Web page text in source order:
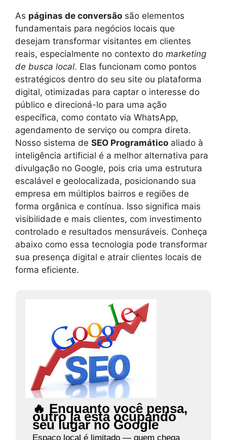
As páginas de conversão são elementos
fundamentais para negócios locais que
desejam transformar visitantes em clientes
reais, especialmente no contexto do marketing
de busca local. Elas funcionam como pontos
estratégicos dentro do seu site ou plataforma
digital, otimizadas para captar o interesse do
público e direcioná-lo para uma ação
específica, como contato via WhatsApp,
agendamento de serviço ou compra direta.
Nosso sistema de SEO Programático aliado à
inteligência artificial é a melhor alternativa para
divulgação no Google, pois cria uma estrutura
escalável e geolocalizada, posicionando sua
empresa em múltiplos bairros e regiões de
forma orgânica e contínua. Isso significa mais
visibilidade e mais clientes, com investimento
controlado e resultados mensuráveis. Conheça
abaixo como essa tecnologia pode transformar
sua presença digital e atrair clientes locais de
forma eficiente.
🔥 Enquanto você pensa,
outro já está ocupando
seu lugar no Google
Espaço local é limitado — quem chega